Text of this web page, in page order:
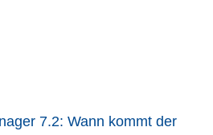
7.2: Wann kommt der